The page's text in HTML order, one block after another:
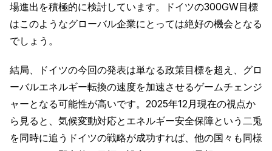
場進出を積極的に検討しています。ドイツの300GW目標
はこのようなグローバル企業にとっては絶好の機会となる
でしょう。
結局、ドイツの今回の発表は単なる政策目標を超え、グロ
ーバルエネルギー転換の速度を加速させるゲームチェンジ
ャーとなる可能性が高いです。2025年12月現在の視点か
ら見ると、気候変動対応とエネルギー安全保障という二兎
を同時に追うドイツの戦略が成功すれば、他の国々も同様